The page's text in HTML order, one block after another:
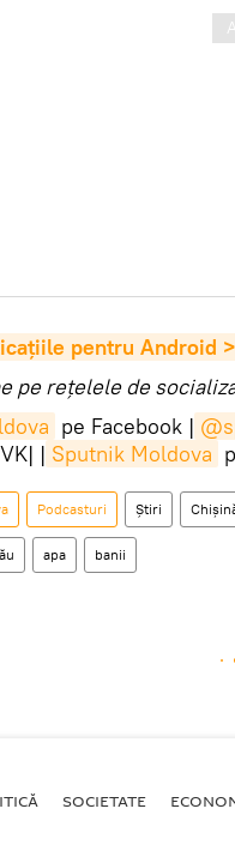
pentru Android
pe rețelele de
pe Facebook |
| Sputnik Moldova
Podcasturi Știri
apa banii
SOCIETATE